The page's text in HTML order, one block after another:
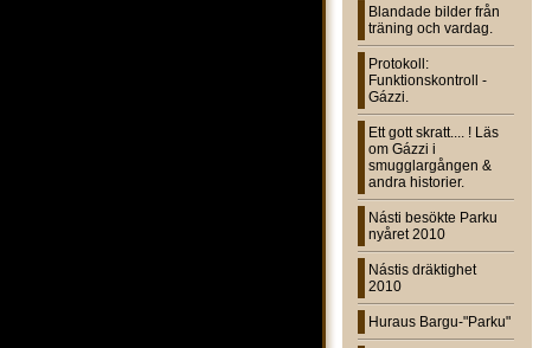
Blandade bilder från
träning och vardag.
Protokoll:
Funktionskontroll -
Gázzi.
Ett gott skratt.... ! Läs
om Gázzi i
smugglargången &
andra historier.
Násti besökte Parku
nyåret 2010
Nástis dräktighet
2010
Huraus Bargu-"Parku"